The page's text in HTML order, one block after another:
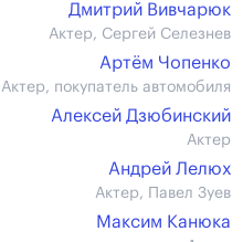
Дмитрий Вивчарюк
Актер, Сергей Селезнев
Артём Чопенко
Актер, покупатель автомобиля
Алексей Дзюбинский
Актер
Андрей Лелюх
Актер, Павел Зуев
Максим Канюка